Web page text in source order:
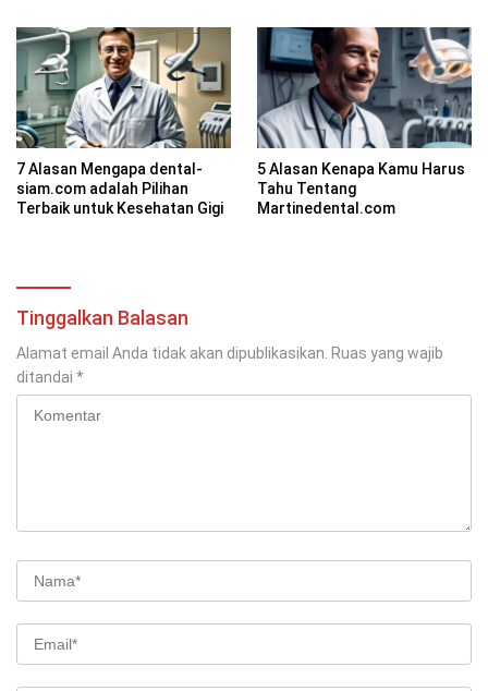
7 Alasan Mengapa dental-
siam.com adalah Pilihan
Terbaik untuk Kesehatan Gigi
5 Alasan Kenapa Kamu Harus
Tahu Tentang
Martinedental.com
Tinggalkan Balasan
Alamat email Anda tidak akan dipublikasikan. Ruas yang wajib
ditandai *